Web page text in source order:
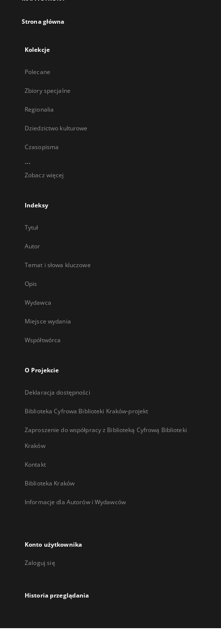
Strona główna
Kolekcje
Polecane
Zbiory specjalne
Regionalia
Dziedzictwo kulturowe
Czasopisma
...
Zobacz więcej
Indeksy
Tytuł
Autor
Temat i słowa kluczowe
Opis
Wydawca
Miejsce wydania
Współtwórca
O Projekcie
Deklaracja dostępności
Biblioteka Cyfrowa Biblioteki Kraków-projekt
Zaproszenie do współpracy z Biblioteką Cyfrową Biblioteki
Kraków
Kontakt
Biblioteka Kraków
Informacje dla Autorów i Wydawców
Konto użytkownika
Zaloguj się
Historia przeglądania